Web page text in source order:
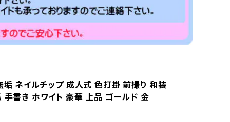
垢 ネイルチップ 成人式 色打掛 前撮り 和装
手書き ホワイト 豪華 上品 ゴールド 金